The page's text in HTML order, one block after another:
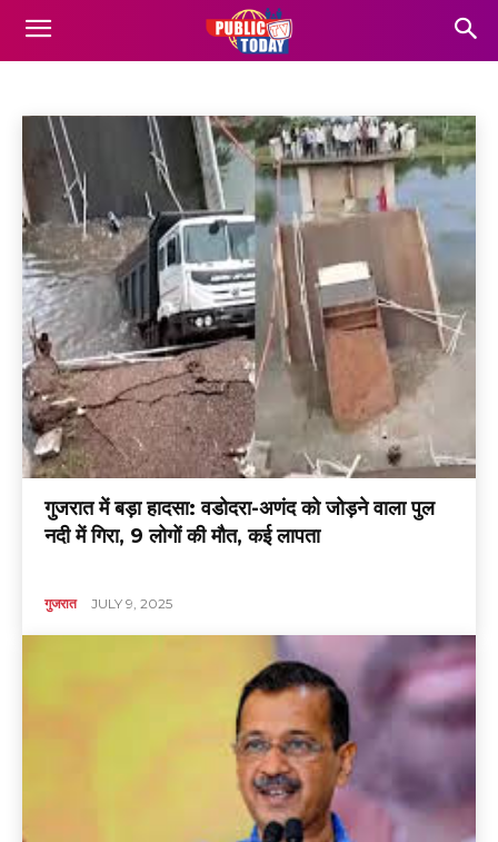
गुजरात
गुजरात में बड़ा हादसा: वडोदरा-अणंद को जोड़ने वाला पुल
नदी में गिरा, 9 लोगों की मौत, कई लापता
गुजरात JULY 9, 2025